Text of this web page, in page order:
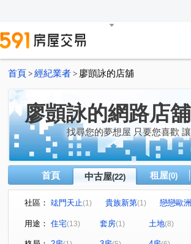
首頁 > 經紀業者 > 廖顗詠的店舖
廖顗詠的網路店舖
找尋您的夢想屋 只要您喜歡
首頁 中古屋(22) 租屋(0)
社區： 竑門天止(1) 貴族新第(1) 戀戀歐洲
竹城大阪 羅馬天下大樓 (1)
用途： 住宅(13) 套房(1) 土地(8)